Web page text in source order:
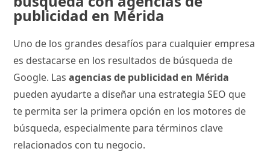
publicidad en Mérida
Uno de los grandes desafíos para cualquier empresa
es destacarse en los resultados de búsqueda de
Google. Lasagencias de publicidad en Mérida
pueden ayudarte a diseñar una estrategia SEO que
te permita ser la primera opción en los motores de
búsqueda, especialmente para términos clave
relacionados con tu negocio.